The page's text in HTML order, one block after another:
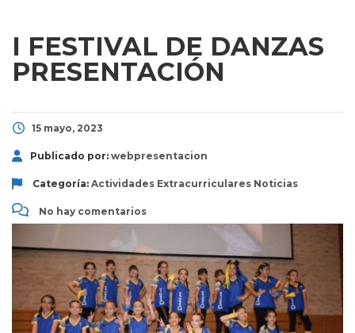
I FESTIVAL DE DANZAS
PRESENTACIÓN
15 mayo, 2023
Publicado por: webpresentacion
Categoría: Actividades Extracurriculares Noticias
No hay comentarios